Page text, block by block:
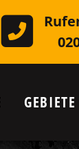
GEBIETE